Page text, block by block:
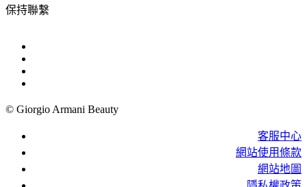
保持聯繫
© Giorgio Armani Beauty
客服中心
網站使用條款
網站地圖